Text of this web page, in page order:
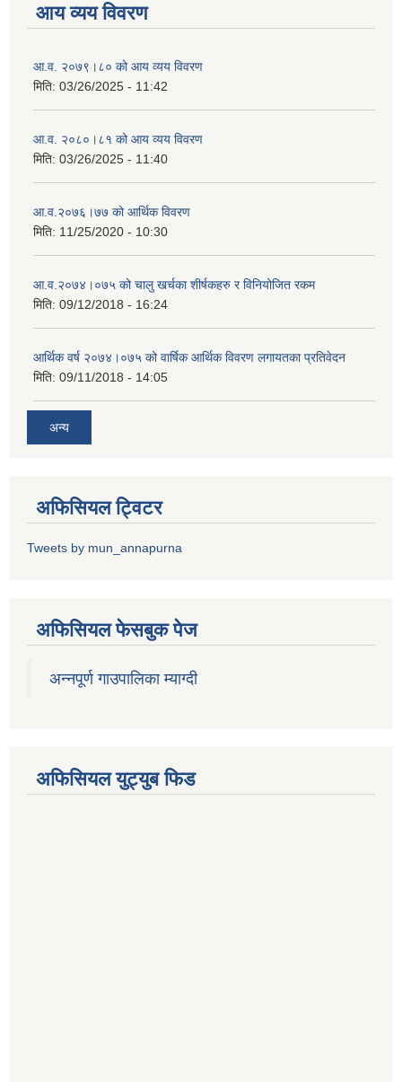
आय व्यय विवरण
आ.व. २०७९।८० को आय व्यय विवरण
मिति: 03/26/2025 - 11:42
आ.व. २०८०।८१ को आय व्यय विवरण
मिति: 03/26/2025 - 11:40
आ.व.२०७६।७७ को आर्थिक विवरण
मिति: 11/25/2020 - 10:30
आ.व.२०७४।०७५ को चालु खर्चका शीर्षकहरु र विनियोजित रकम
मिति: 09/12/2018 - 16:24
आर्थिक वर्ष २०७४।०७५ को वार्षिक आर्थिक विवरण लगायतका प्रतिवेदन
मिति: 09/11/2018 - 14:05
अन्य
अफिसियल ट्विटर
Tweets by mun_annapurna
अफिसियल फेसबुक पेज
अन्नपूर्ण गाउपालिका म्याग्दी
अफिसियल युट्युब फिड